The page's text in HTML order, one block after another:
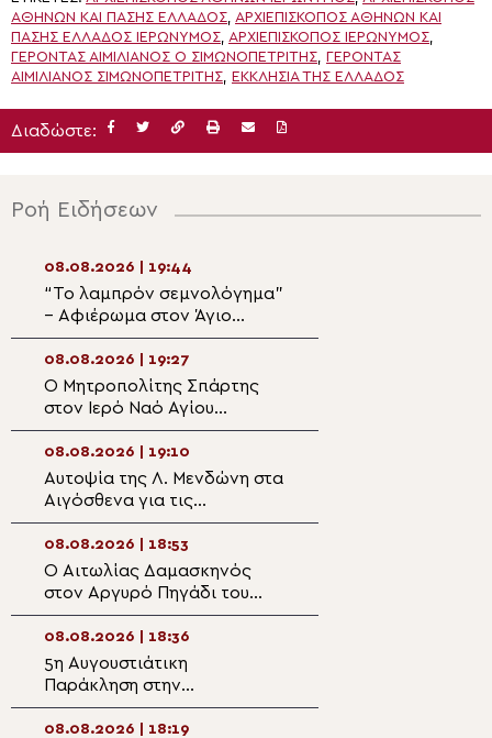
ΑΘΗΝΏΝ ΚΑΙ ΠΆΣΗΣ ΕΛΛΆΔΟΣ ΑΡΧΙΕΠΊΣΚΟΠΟΣ ΑΘΗΝΏΝ ΚΑΙ
ΠΆΣΗΣ ΕΛΛΆΔΟΣ ΙΕΡΏΝΥΜΟΣ ΑΡΧΙΕΠΊΣΚΟΠΟΣ ΙΕΡΏΝΥΜΟΣ
ΓΈΡΟΝΤΑΣ ΑΙΜΙΛΙΑΝΌΣ Ο ΣΙΜΩΝΟΠΕΤΡΊΤΗΣ ΓΈΡΟΝΤΑΣ
ΑΙΜΙΛΙΑΝΌΣ ΣΙΜΩΝΟΠΕΤΡΊΤΗΣ ΕΚΚΛΗΣΊΑ ΤΗΣ ΕΛΛΆΔΟΣ
Διαδώστε:
Ροή Ειδήσεων
08.08.2026 | 19:44
“Το λαμπρόν σεμνολόγημα”
– Αφιέρωμα στον Άγιο
Καλλίνικο Εδέσσης (ΒΙΝΤΕΟ)
08.08.2026 | 19:27
Ο Μητροπολίτης Σπάρτης
στον Ιερό Ναό Αγίου
Φανουρίου στον οικισμό
Κατσαρού
08.08.2026 | 19:10
Αυτοψία της Λ. Μενδώνη στα
Αιγόσθενα για τις
επιπτώσεις της πυρκαγιάς
08.08.2026 | 18:53
Ο Αιτωλίας Δαμασκηνός
στον Αργυρό Πηγάδι του
Θέρμου
08.08.2026 | 18:36
5η Αυγουστιάτικη
Παράκληση στην
Ευξεινούπολη
08.08.2026 | 18:19